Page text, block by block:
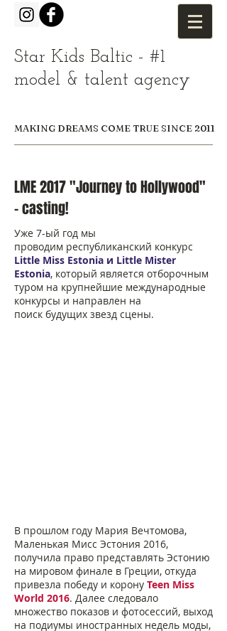
Star Kids Baltic - #1
model & talent agency
MAKING DREAMS COME TRUE SINCE 2011
LME 2017 "Journey to Hollywood"
- casting!
Уже 7-ый год мы
проводим республиканский конкурс
Little Miss Estonia и Little Mister
Estonia, который является отборочным
туром на крупнейшие международные
конкурсы и направлен на
поиск будущих звезд сцены.
В прошлом году Мария Вечтомова,
Маленькая Мисс Эстония 2016,
получила право представлять Эстонию
на мировом финале в Греции, откуда
привезла победу и корону Teen Miss
World 2016. Далее следовало
множество показов и фотосессий, выход
на подиумы иностранных недель моды,